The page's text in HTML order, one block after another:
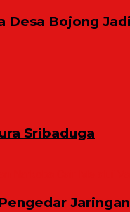
Desa Bojong
Sribaduga